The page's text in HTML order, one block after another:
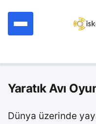
Yaratık Avı
Dünya üzerinde